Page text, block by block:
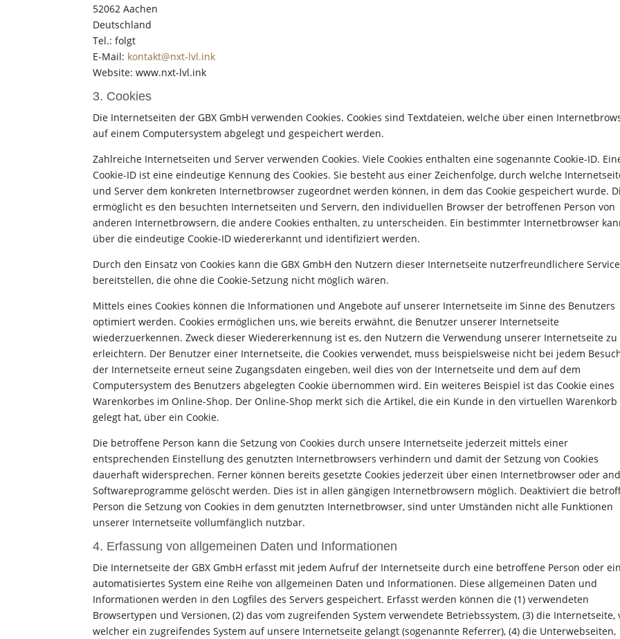
52062 Aachen
Deutschland
Tel.: folgt
E-Mail: kontakt@nxt-lvl.ink
Website: www.nxt-lvl.ink
3. Cookies
Die Internetseiten der GBX GmbH verwenden Cookies. Cookies sind Textdateien, welche über einen
auf einem Computersystem abgelegt und gespeichert werden.
Zahlreiche Internetseiten und Server verwenden Cookies. Viele Cookies enthalten eine sogenannte Cookie-ID.
Cookie-ID ist eine eindeutige Kennung des Cookies. Sie besteht aus einer Zeichenfolge, durch welche
und Server dem konkreten Internetbrowser zugeordnet werden können, in dem das Cookie gespeichert wurde.
ermöglicht es den besuchten Internetseiten und Servern, den individuellen Browser der betroffenen Person von
anderen Internetbrowsern, die andere Cookies enthalten, zu unterscheiden. Ein bestimmter Internetbrowser
über die eindeutige Cookie-ID wiedererkannt und identifiziert werden.
Durch den Einsatz von Cookies kann die GBX GmbH den Nutzern dieser Internetseite nutzerfreundlichere
bereitstellen, die ohne die Cookie-Setzung nicht möglich wären.
Mittels eines Cookies können die Informationen und Angebote auf unserer Internetseite im Sinne des Benutzers
optimiert werden. Cookies ermöglichen uns, wie bereits erwähnt, die Benutzer unserer Internetseite
wiederzuerkennen. Zweck dieser Wiedererkennung ist es, den Nutzern die Verwendung unserer Internetseite zu
erleichtern. Der Benutzer einer Internetseite, die Cookies verwendet, muss beispielsweise nicht bei jedem
der Internetseite erneut seine Zugangsdaten eingeben, weil dies von der Internetseite und dem auf dem
Computersystem des Benutzers abgelegten Cookie übernommen wird. Ein weiteres Beispiel ist das Cookie eines
Warenkorbes im Online-Shop. Der Online-Shop merkt sich die Artikel, die ein Kunde in den virtuellen Warenkorb
gelegt hat, über ein Cookie.
Die betroffene Person kann die Setzung von Cookies durch unsere Internetseite jederzeit mittels einer
entsprechenden Einstellung des genutzten Internetbrowsers verhindern und damit der Setzung von Cookies
dauerhaft widersprechen. Ferner können bereits gesetzte Cookies jederzeit über einen Internetbrowser oder
Softwareprogramme gelöscht werden. Dies ist in allen gängigen Internetbrowsern möglich. Deaktiviert die
Person die Setzung von Cookies in dem genutzten Internetbrowser, sind unter Umständen nicht alle Funktionen
unserer Internetseite vollumfänglich nutzbar.
4. Erfassung von allgemeinen Daten und Informationen
Die Internetseite der GBX GmbH erfasst mit jedem Aufruf der Internetseite durch eine betroffene Person oder ein
automatisiertes System eine Reihe von allgemeinen Daten und Informationen. Diese allgemeinen Daten und
Informationen werden in den Logfiles des Servers gespeichert. Erfasst werden können die (1) verwendeten
Browsertypen und Versionen, (2) das vom zugreifenden System verwendete Betriebssystem, (3) die Internetseite,
welcher ein zugreifendes System auf unsere Internetseite gelangt (sogenannte Referrer), (4) die Unterwebseiten,